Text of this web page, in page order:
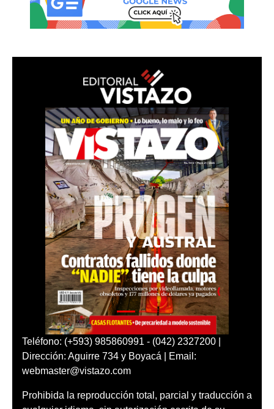
Teléfono: (+593) 985860991 - (042) 2327200 |
Dirección: Aguirre 734 y Boyacá | Email:
webmaster@vistazo.com
Prohibida la reproducción total, parcial y traducción a